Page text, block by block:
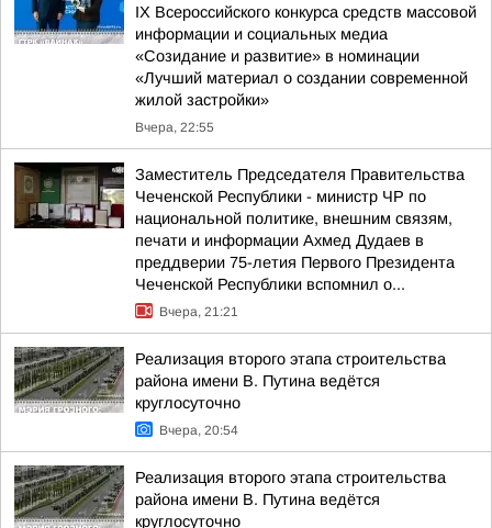
IX Всероссийского конкурса средств массовой
информации и социальных медиа
«Созидание и развитие» в номинации
«Лучший материал о создании современной
жилой застройки»
Вчера, 22:55
Заместитель Председателя Правительства
Чеченской Республики - министр ЧР по
национальной политике, внешним связям,
печати и информации Ахмед Дудаев в
преддверии 75-летия Первого Президента
Чеченской Республики вспомнил о...
Вчера, 21:21
Реализация второго этапа строительства
района имени В. Путина ведётся
круглосуточно
Вчера, 20:54
Реализация второго этапа строительства
района имени В. Путина ведётся
круглосуточно